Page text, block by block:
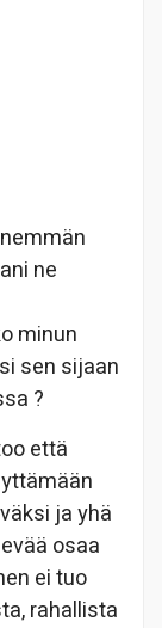
ne
minun
sen sijaan
?
että
ja yhä
osaa
ei tuo
rahallista